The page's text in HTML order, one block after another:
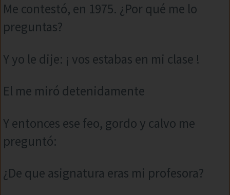
Me contestó, en 1975. ¿Por qué me lo
preguntas?
Y yo le dije: ¡ vos estabas en mi clase !
El me miró detenidamente
Y entonces ese feo, gordo y calvo me
preguntó:
¿De que asignatura eras mi profesora?